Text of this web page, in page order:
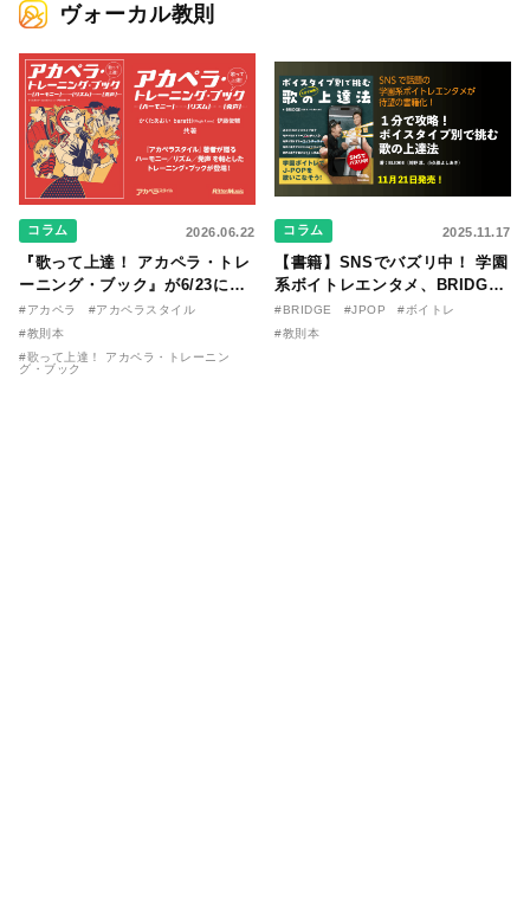
ヴォーカル教則
コラム 2026.06.22
『歌って上達！ アカペラ・トレ
ーニング・ブック』が6/23に発
売！ 課題曲音源・音取り用アプ
リを公開。
#アカペラ
#アカペラスタイル
#教則本
#歌って上達！ アカペラ・トレーニン
グ・ブック
コラム 2025.11.17
【書籍】SNSでバズリ中！ 学園
系ボイトレエンタメ、BRIDGE
が届ける教則本『１分で攻略！
ボイスタイプ別で挑む歌の上達
#BRIDGE #JPOP
#ボイトレ
#教則本